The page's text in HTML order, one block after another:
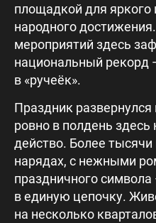
площадкой для
народного
мероприятий здесь
национальный рекорд
в «ручеёк».
Праздник
ровно в полдень
действо. Более
нарядах, с нежными
праздничного
в единую цепочку.
на несколько